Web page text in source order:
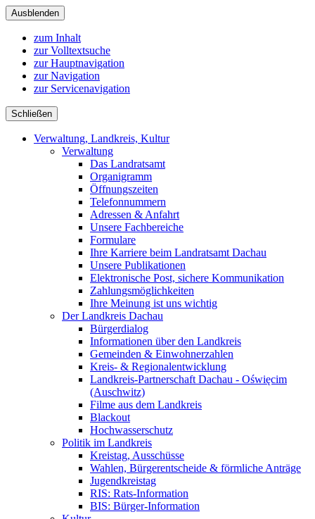
Ausblenden
zum Inhalt
zur Volltextsuche
zur Hauptnavigation
zur Navigation
zur Servicenavigation
Schließen
Verwaltung, Landkreis, Kultur
Verwaltung
Das Landratsamt
Organigramm
Öffnungszeiten
Telefonnummern
Adressen & Anfahrt
Unsere Fachbereiche
Formulare
Ihre Karriere beim Landratsamt Dachau
Unsere Publikationen
Elektronische Post, sichere Kommunikation
Zahlungsmöglichkeiten
Ihre Meinung ist uns wichtig
Der Landkreis Dachau
Bürgerdialog
Informationen über den Landkreis
Gemeinden & Einwohnerzahlen
Kreis- & Regionalentwicklung
Landkreis-Partnerschaft Dachau - Oświęcim
(Auschwitz)
Filme aus dem Landkreis
Blackout
Hochwasserschutz
Politik im Landkreis
Kreistag, Ausschüsse
Wahlen, Bürgerentscheide & förmliche Anträge
Jugendkreistag
RIS: Rats-Information
BIS: Bürger-Information